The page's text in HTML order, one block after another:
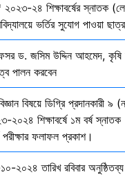
২৪ শিক্ষাবর্ষের স্নাতক
ভর্তির সুযোগ পাওয়া
ড. জসিম উদ্দিন আহমেদ, কৃষি
পালন করবেন
বিষয়ে ডিগ্রি প্রদানকারী
২০২৪ শিক্ষাবর্ষে ১ম বর্ষ
পরীক্ষার ফলাফল প্রকাশ।
২০২৪ তারিখ রবিবার